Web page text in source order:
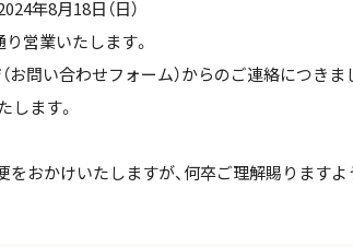
年8月18日（日）
り営業いたします。
問い合わせフォーム）からのご連絡につきま
ます。
おかけいたしますが、何卒ご理解賜りますよ